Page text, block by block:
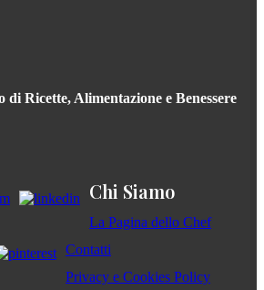
di Ricette, Alimentazione e Benessere
Chi Siamo
La Pagina dello Chef
Contatti
Privacy e Cookies Policy